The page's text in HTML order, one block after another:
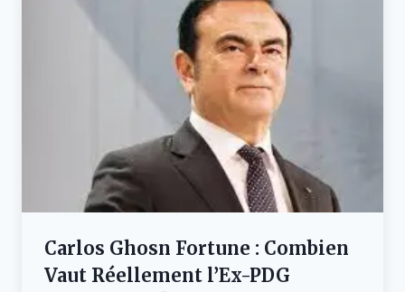
Carlos Ghosn Fortune : Combien
Vaut Réellement l’Ex-PDG